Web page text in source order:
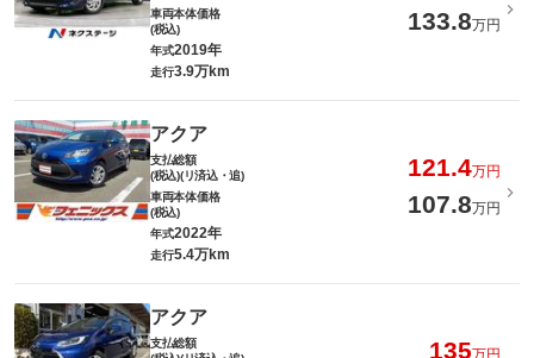
車両本体価格
(税込)
133.8万円
年式2019年
走行3.9万km
アクア
支払総額
(税込)(リ済込・追)
121.4万円
車両本体価格
(税込)
107.8万円
年式2022年
走行5.4万km
アクア
支払総額
135万円